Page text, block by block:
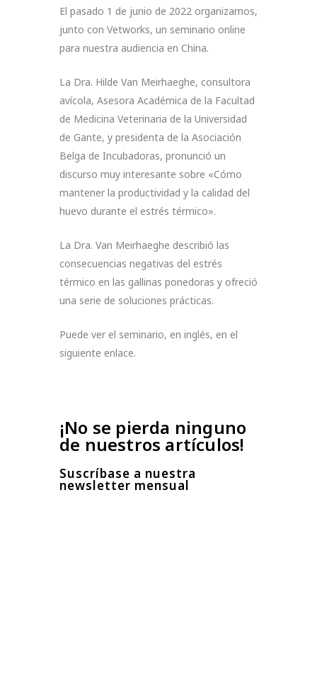
El pasado 1 de junio de 2022 organizamos,
junto con Vetworks, un seminario online
para nuestra audiencia en China.
La Dra. Hilde Van Meirhaeghe, consultora
avícola, Asesora Académica de la Facultad
de Medicina Veterinaria de la Universidad
de Gante, y presidenta de la Asociación
Belga de Incubadoras, pronunció un
discurso muy interesante sobre «Cómo
mantener la productividad y la calidad del
huevo durante el estrés térmico».
La Dra. Van Meirhaeghe describió las
consecuencias negativas del estrés
térmico en las gallinas ponedoras y ofreció
una serie de soluciones prácticas.
Puede ver el seminario, en inglés, en el
siguiente enlace.
¡No se pierda ninguno
de nuestros artículos!
Suscríbase a nuestra
newsletter mensual